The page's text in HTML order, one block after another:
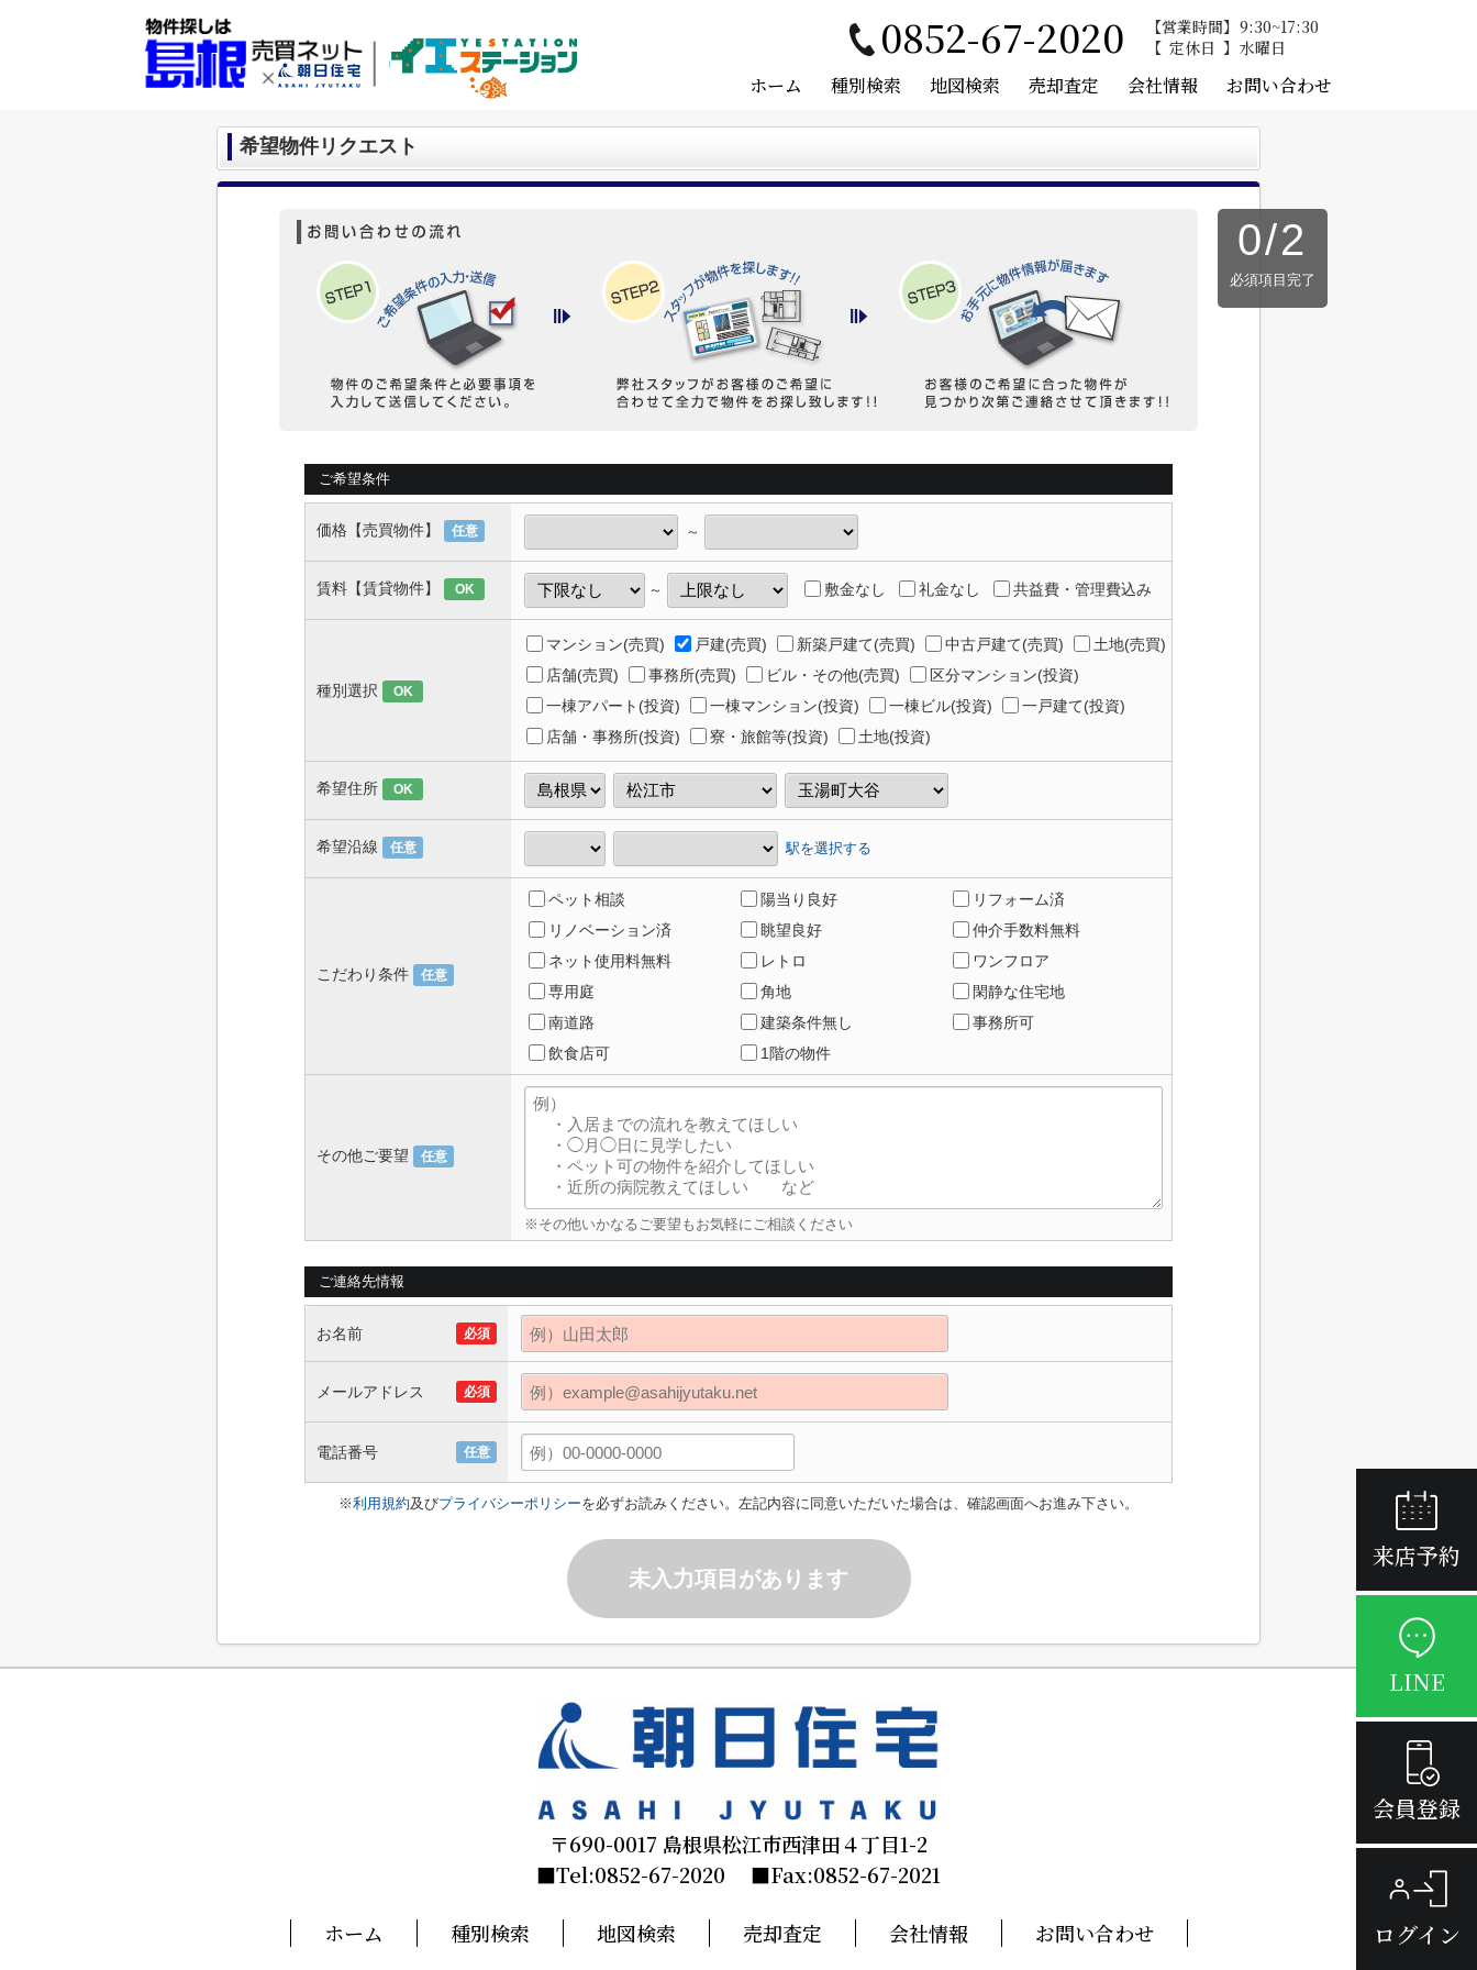
0852-67-2020 営業時間
9:30~17:30
定休日
水曜日
ホーム 種別検索 地図検索 売却査定 会社情報 お問い合わせ
来店予約
LINE
会員登録
ログイン
希望物件リクエスト
0/2
必須項目完了
ご希望条件
価格【売買物件】 任意 ～
賃料【賃貸物件】 OK ～ 敷金なし 礼金なし 共益費・管理費込み
種別選択 OK
マンション(売買) 戸建(売買) 新築戸建て(売買) 中古戸建て(売買)
土地(売買)
店舗(売買)
事務所(売買) ビル・その他(売買)
区分マンション(投資)
一棟アパート(投資)
一棟マンション(投資) 一棟ビル(投資)
一戸建て(投資)
店舗・事務所(投資)
寮・旅館等(投資) 土地(投資)
希望住所 OK
希望沿線 任意 駅を選択する
こだわり条件 任意
ペット相談 陽当り良好
リフォーム済
リノベーション済
眺望良好
仲介手数料無料
ネット使用料無料
レトロ
ワンフロア
専用庭
角地
閑静な住宅地
南道路
建築条件無し
事務所可
飲食店可
1階の物件
その他ご要望 任意
※その他いかなるご要望もお気軽にご相談ください
ご連絡先情報
お名前 必須
メールアドレス 必須
電話番号 任意
※利用規約及びプライバシーポリシーを必ずお読みください。左記内容に同意いただいた場合は、確認画面へお進み下さい。
未入力項目があります
〒690-0017 島根県松江市西津田４丁目1-2
■Tel:0852-67-2020 ■Fax:0852-67-2021
ホーム 種別検索 地図検索 売却査定 会社情報 お問い合わせ